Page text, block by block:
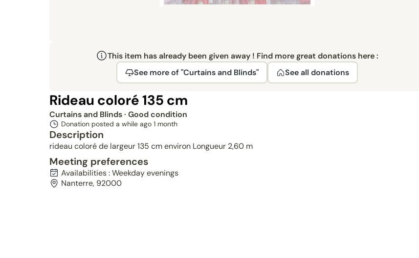
This item has already been given away ! Find more great donations here :
See more of "Curtains and Blinds"
See all donations
Rideau coloré 135 cm
Curtains and Blinds· Good condition
Donation posted a while ago 1 month
Description
rideau coloré de largeur 135 cm environ Longueur 2,60 m
Meeting preferences
Availabilities : Weekday evenings
Nanterre, 92000